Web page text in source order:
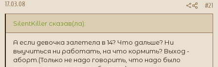
17.03.08 #21
SilentKiller сказав(ла):
А если девочка залетела в 14? Что дальше? Ни
выучиться ни работать, на что кормить? Выход -
аборт.(Только не надо говорить, что надо было